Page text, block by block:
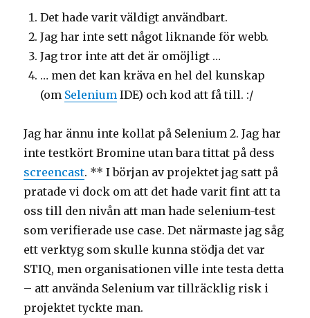
Det hade varit väldigt användbart.
Jag har inte sett något liknande för webb.
Jag tror inte att det är omöjligt …
… men det kan kräva en hel del kunskap
(om Selenium IDE) och kod att få till. :/
Jag har ännu inte kollat på Selenium 2. Jag har
inte testkört Bromine utan bara tittat på dess
screencast. ** I början av projektet jag satt på
pratade vi dock om att det hade varit fint att ta
oss till den nivån att man hade selenium-test
som verifierade use case. Det närmaste jag såg
ett verktyg som skulle kunna stödja det var
STIQ, men organisationen ville inte testa detta
– att använda Selenium var tillräcklig risk i
projektet tyckte man.